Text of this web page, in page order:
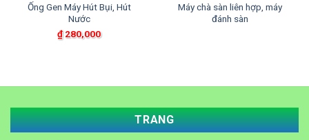
Ống Gen Máy Hút Bụi, Hút
Nước
₫280,000
Máy chà sàn liên hợp, máy
đánh sàn
TRANG